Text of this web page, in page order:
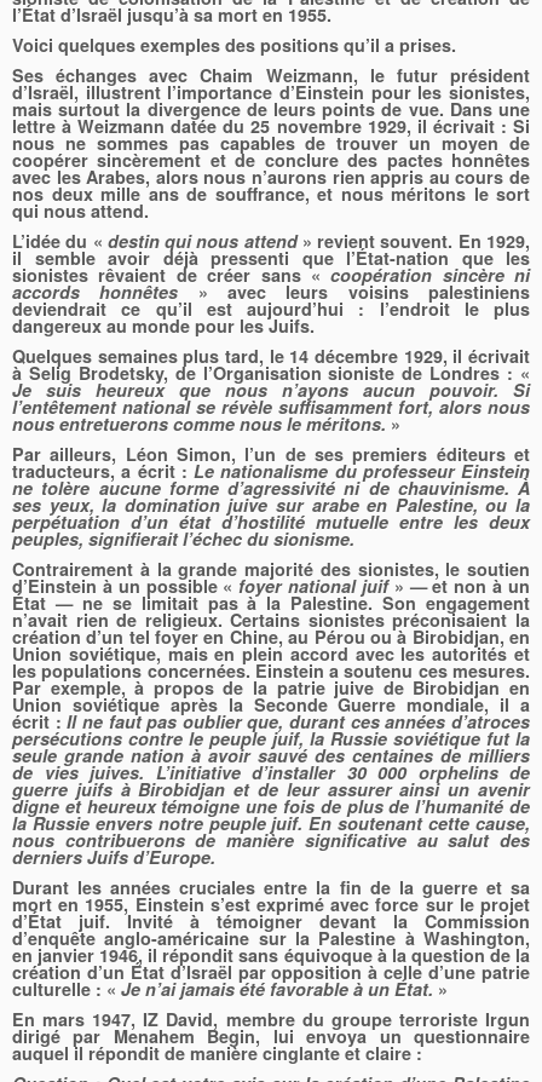
l’État d’Israël jusqu’à sa mort en 1955.
Voici quelques exemples des positions qu’il a prises.
Ses échanges avec Chaim Weizmann, le futur président
d’Israël, illustrent l’importance d’Einstein pour les sionistes,
mais surtout la divergence de leurs points de vue. Dans une
lettre à Weizmann datée du 25 novembre 1929, il écrivait : Si
nous ne sommes pas capables de trouver un moyen de
coopérer sincèrement et de conclure des pactes honnêtes
avec les Arabes, alors nous n’aurons rien appris au cours de
nos deux mille ans de souffrance, et nous méritons le sort
qui nous attend.
L’idée du « destin qui nous attend» revient souvent. En 1929,
il semble avoir déjà pressenti que l’État-nation que les
sionistes rêvaient de créer sans «coopération sincère ni
accords honnêtes » avec leurs voisins palestiniens
deviendrait ce qu’il est aujourd’hui : l’endroit le plus
dangereux au monde pour les Juifs.
Quelques semaines plus tard, le 14 décembre 1929, il écrivait
à Selig Brodetsky, de l’Organisation sioniste de Londres : «
Je suis heureux que nous n’ayons aucun pouvoir. Si
l’entêtement national se révèle suffisamment fort, alors nous
nous entretuerons comme nous le méritons. »
Par ailleurs, Léon Simon, l’un de ses premiers éditeurs et
traducteurs, a écrit : Le nationalisme du professeur Einstein
ne tolère aucune forme d’agressivité ni de chauvinisme. À
ses yeux, la domination juive sur arabe en Palestine, ou la
perpétuation d’un état d’hostilité mutuelle entre les deux
peuples, signifierait l’échec du sionisme.
Contrairement à la grande majorité des sionistes, le soutien
d’Einstein à un possible « foyer national juif» — et non à un
État — ne se limitait pas à la Palestine. Son engagement
n’avait rien de religieux. Certains sionistes préconisaient la
création d’un tel foyer en Chine, au Pérou ou à Birobidjan, en
Union soviétique, mais en plein accord avec les autorités et
les populations concernées. Einstein a soutenu ces mesures.
Par exemple, à propos de la patrie juive de Birobidjan en
Union soviétique après la Seconde Guerre mondiale, il a
écrit :Il ne faut pas oublier que, durant ces années d’atroces
persécutions contre le peuple juif, la Russie soviétique fut la
seule grande nation à avoir sauvé des centaines de milliers
de vies juives. L’initiative d’installer 30 000 orphelins de
guerre juifs à Birobidjan et de leur assurer ainsi un avenir
digne et heureux témoigne une fois de plus de l’humanité de
la Russie envers notre peuple juif. En soutenant cette cause,
nous contribuerons de manière significative au salut des
derniers Juifs d’Europe.
Durant les années cruciales entre la fin de la guerre et sa
mort en 1955, Einstein s’est exprimé avec force sur le projet
d’État juif. Invité à témoigner devant la Commission
d’enquête anglo-américaine sur la Palestine à Washington,
en janvier 1946, il répondit sans équivoque à la question de la
création d’un État d’Israël par opposition à celle d’une patrie
culturelle : « Je n’ai jamais été favorable à un État. »
En mars 1947, IZ David, membre du groupe terroriste Irgun
dirigé par Menahem Begin, lui envoya un questionnaire
auquel il répondit de manière cinglante et claire :